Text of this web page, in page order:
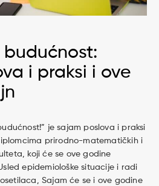
budućnost:
i praksi i ove
je sajam poslova i praksi
prirodno-matematičkih i
koji će se ove godine
epidemiološke situacije i radi
Sajam će se i ove godine